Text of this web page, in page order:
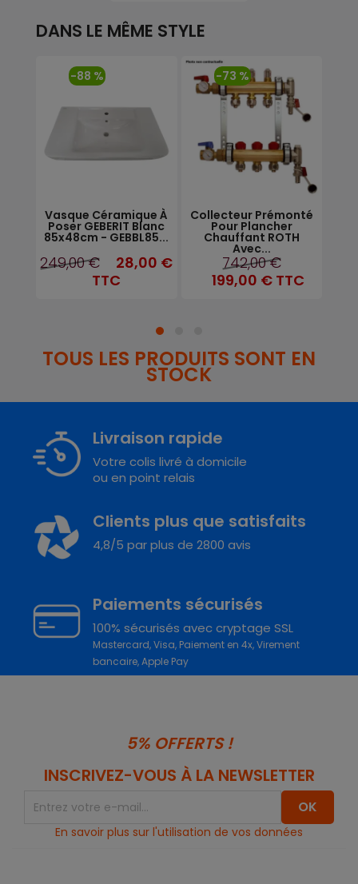
DANS LE MÊME STYLE
Vasque Céramique À
Poser GEBERIT Blanc
85x48cm - GEBBL85...
249,00 €
28,00 €
TTC
-88 %
Collecteur Prémonté
Pour Plancher
Chauffant ROTH
Avec...
742,00 €
199,00 € TTC
-73 %
TOUS LES PRODUITS SONT EN
STOCK
Livraison rapide
Votre colis livré à domicile
ou en point relais
Clients plus que satisfaits
4,8/5 par plus de 2800 avis
Paiements sécurisés
100% sécurisés avec cryptage SSL
Mastercard, Visa, Paiement en 4x, Virement
bancaire, Apple Pay
5% OFFERTS !
INSCRIVEZ-VOUS À LA NEWSLETTER
En savoir plus sur l'utilisation de vos données